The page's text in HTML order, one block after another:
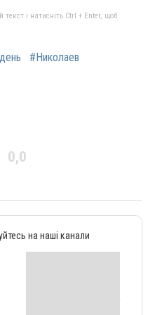
і натисніть Ctrl + Enter, щоб
#Николаев
0,0
на наші канали